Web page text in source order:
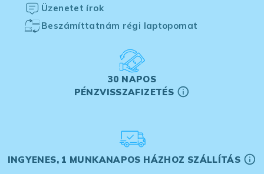
Üzenetet írok
Beszámíttatnám régi laptopomat
30 NAPOS
PÉNZVISSZAFIZETÉS
INGYENES, 1 MUNKANAPOS HÁZHOZ SZÁLLÍTÁS